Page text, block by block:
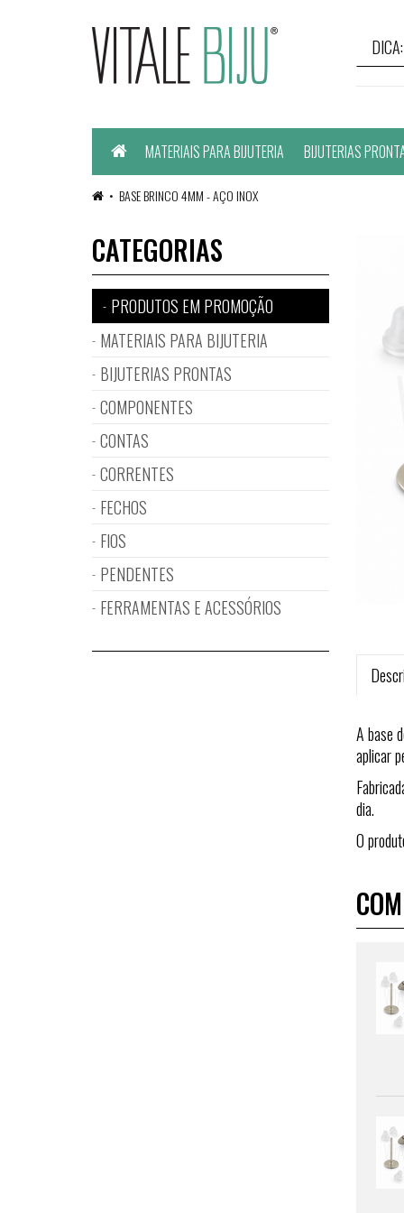
HomeMATERIAIS PARA BIJUTERIA BIJUTERIAS
BASE BRINCO 4MM - AÇO INOX
A base
aplicar
dia.
O
CATEGORIAS
PRODUTOS EM PROMOÇÃO
MATERIAIS PARA BIJUTERIA
BIJUTERIAS PRONTAS
COMPONENTES
CONTAS
CORRENTES
FECHOS
FIOS
PENDENTES
FERRAMENTAS E ACESSÓRIOS